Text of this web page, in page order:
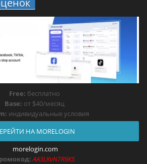
Free: бесплатно
Base: от $40/месяц
индивидуальные условия
НА MORELOGIN
morelogin.com
AA3LKvN7R9KS